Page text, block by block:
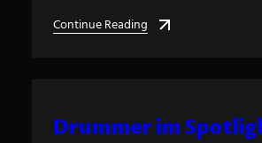
Continue Reading
Drummer im